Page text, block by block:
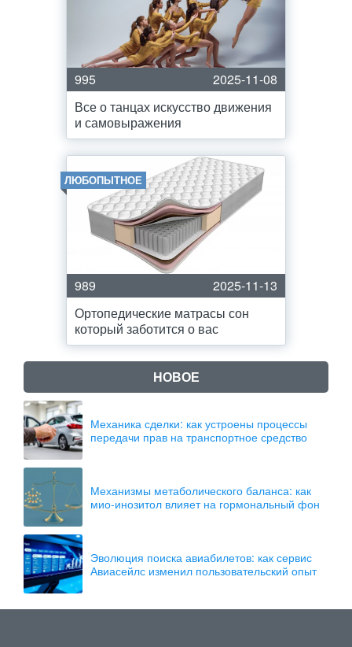
995
2025-11-08
Все о танцах искусство движения
и самовыражения
ЛЮБОПЫТНОЕ
989
2025-11-13
Ортопедические матрасы сон
который заботится о вас
НОВОЕ
Механика сделки: как устроены процессы
передачи прав на транспортное средство
Механизмы метаболического баланса: как
мио-инозитол влияет на гормональный фон
Эволюция поиска авиабилетов: как сервис
Авиасейлс изменил пользовательский опыт